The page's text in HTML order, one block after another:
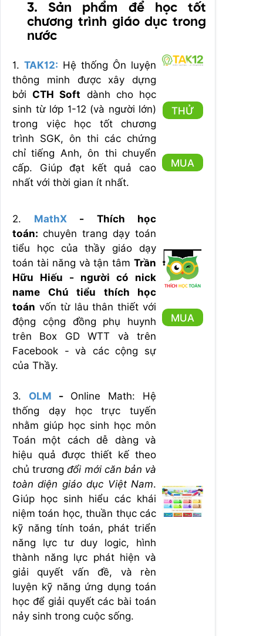
3. Sản phẩm để học tốt
chương trình giáo dục trong
nước
1. TAK12: Hệ thống Ôn luyện
thông minh được xây dựng
bởiCTH Soft dành cho học
sinh từ lớp 1-12 (và người lớn)
trong việc học tốt chương
trình SGK, ôn thi các chứng
chỉ tiếng Anh, ôn thi chuyển
cấp. Giúp đạt kết quả cao
nhất với thời gian ít nhất.
THỬ
MUA
2. MathX- Thích học
toán: chuyên trang dạy toán
tiểu học của thầy giáo dạy
toán tài năng và tận tâm Trần
Hữu Hiếu - người có nick
name Chú tiểu thích học
toán vốn từ lâu thân thiết với
động cộng đồng phụ huynh
trên Box GD WTT và trên
Facebook - và các cộng sự
của Thầy.
MUA
3. OLM - Online Math: Hệ
thống dạy học trực tuyến
nhằm giúp học sinh học môn
Toán một cách dễ dàng và
hiệu quả được thiết kế theo
chủ trươngđổi mới căn bản và
toàn diện giáo dục Việt Nam.
Giúp học sinh hiểu các khái
niệm toán học, thuần thục các
kỹ năng tính toán, phát triển
năng lực tư duy logic, hình
thành năng lực phát hiện và
giải quyết vấn đề, và rèn
luyện kỹ năng ứng dụng toán
học để giải quyết các bài toán
nảy sinh trong cuộc sống.